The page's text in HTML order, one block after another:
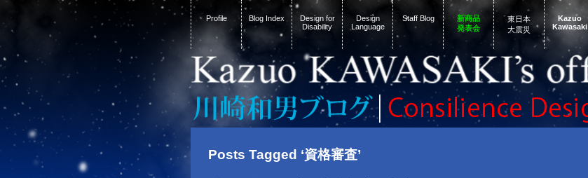
Profile Blog Index
Design for
Disability
Design
Language
Staff Blog
新商品
発表会
東日本
大震災
Kazuo
Kawasaki
Posts Tagged ‘資格審査’